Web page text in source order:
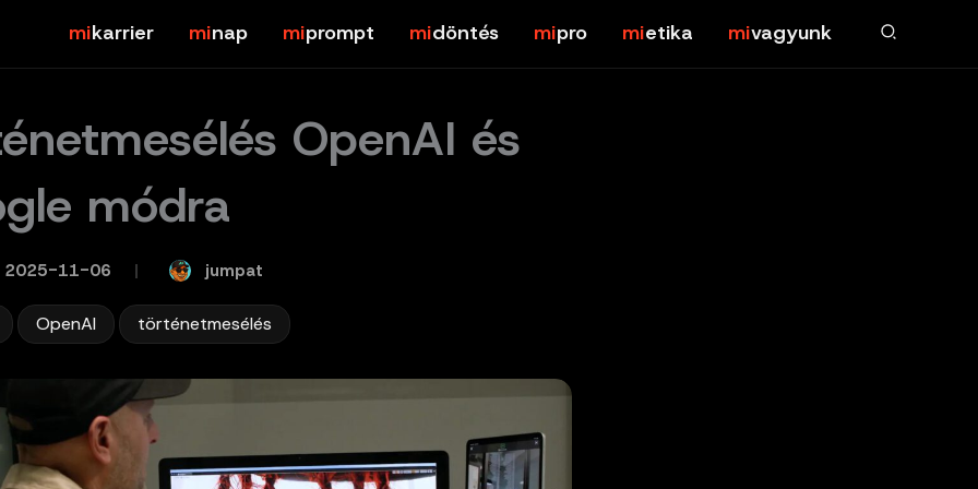
karrier nap prompt döntés pro etika vagyunk
OpenAI és
módra
2025-11-06 jumpat
OpenAI történetmesélés